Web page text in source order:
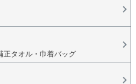
正タオル・巾着バッグ